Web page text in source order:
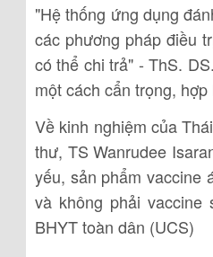
"Hệ thống ứng dụng
các phương pháp điều
có thể chi trả" - ThS.
một cách cẩn trọng,
Về kinh nghiệm của
thư, TS Wanrudee
yếu, sản phẩm vaccine
và không phải
BHYT toàn dân (UCS)